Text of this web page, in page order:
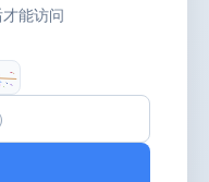
能访问